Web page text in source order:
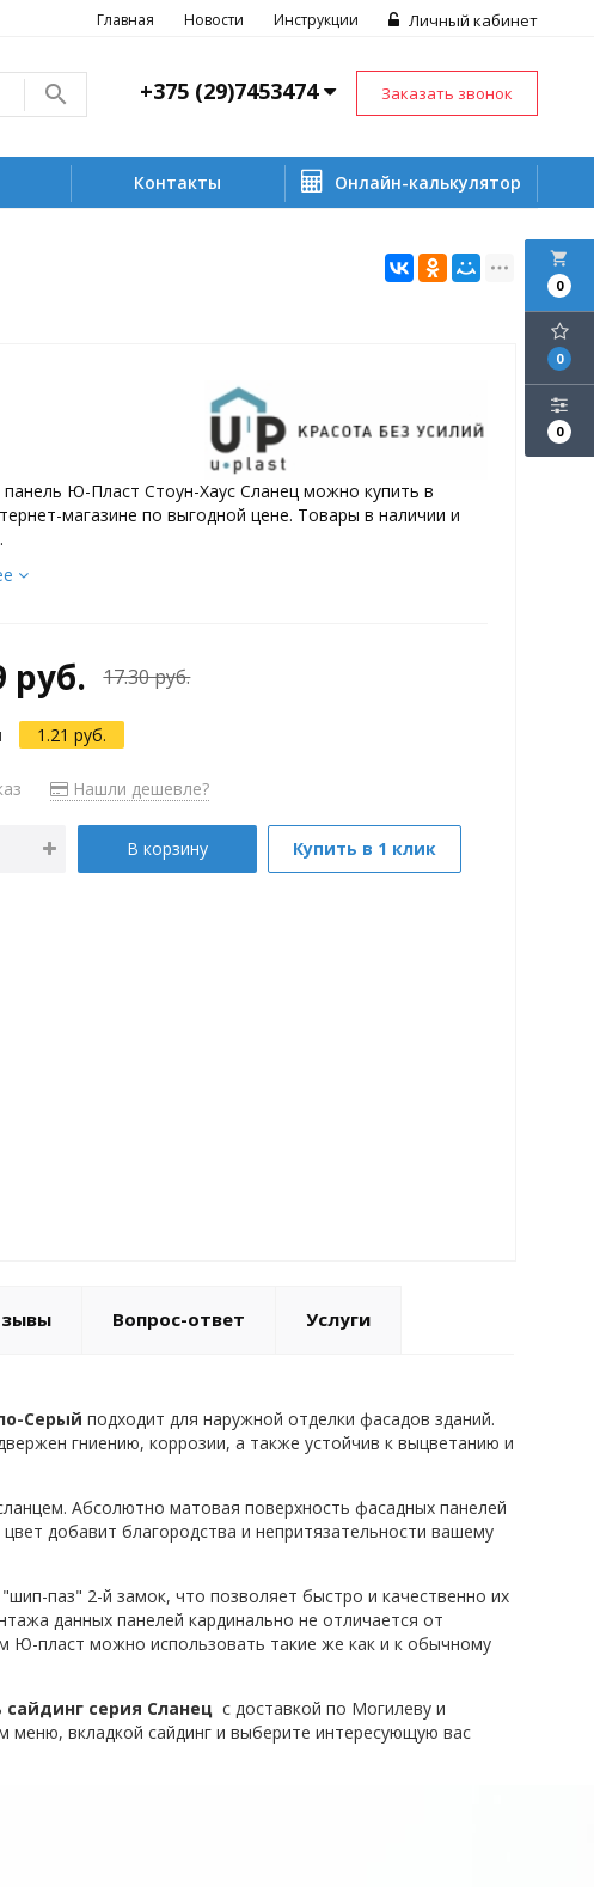
Личный кабинет
Главная Новости Инструкции
+375 (29)7453474 Заказать звонок
Контакты Онлайн-калькулятор
local_grocery_store
0
0
0
Ю-Пласт Стоун-Хаус Сланец можно купить в
магазине по выгодной цене. Товары в наличии и
руб. 17.30 руб.
1.21 руб.
Нашли дешевле?
В корзину Купить в 1 клик
Вопрос-ответ Услуги
Серый подходит для наружной отделки фасадов зданий.
гниению, коррозии, а также устойчив к выцветанию и
Абсолютно матовая поверхность фасадных панелей
добавит благородства и непритязательности вашему
паз" 2-й замок, что позволяет быстро и качественно их
данных панелей кардинально не отличается от
Ю-пласт можно использовать такие же как и к обычному
сайдинг серия Сланец с доставкой по Могилеву и
меню, вкладкой сайдинг и выберите интересующую вас